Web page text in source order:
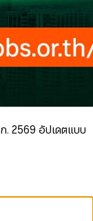
. 2569 อัปเดตแบบ